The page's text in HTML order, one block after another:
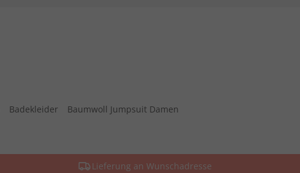
Badekleider
Baumwoll Jumpsuit Damen
Lieferung an Wunschadresse